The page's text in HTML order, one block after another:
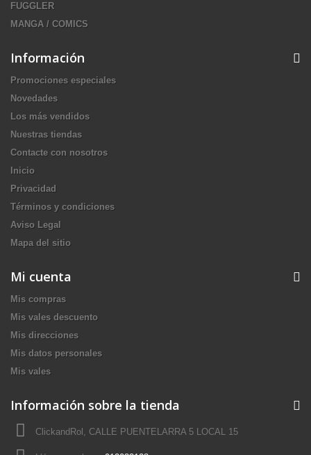
FUGGLER
MANGA / COMICS
Información
Promociones especiales
Novedades
Los más vendidos
Nuestras tiendas
Contacte con nosotros
Inicio
Privacidad
Términos y condiciones
Aviso Legal
Mapa del sitio
Mi cuenta
Mis compras
Mis vales descuento
Mis direcciones
Mis datos personales
Mis vales
Información sobre la tienda
ClickandRol, CALLE PUENTELARRA 5 LOCAL 15